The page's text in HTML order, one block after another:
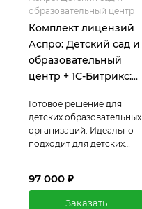
образовательный центр
Комплект лицензий
Аспро: Детский сад и
образовательный
центр + 1С-Битрикс:
Готовое решение для
детских образовательных
организаций. Идеально
подходит для детских
секций. Сайт создан с
97 000 ₽
Заказать